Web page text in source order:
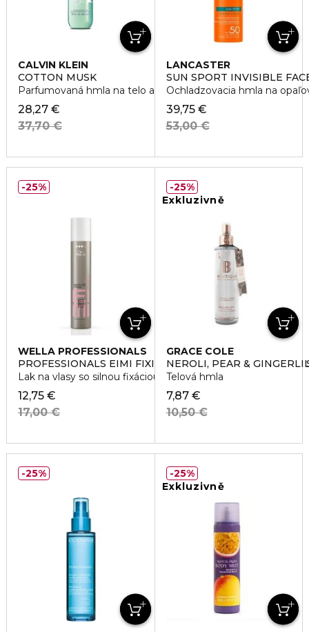
CALVIN KLEIN
COTTON MUSK
Parfumovaná hmla na telo a vlasy
28,27 €
37,70 €
LANCASTER
SUN SPORT INVISIBLE
Ochladzovacia hmla na
39,75 €
53,00 €
WELLA PROFESSIONALS
PROFESSIONALS EIMI FIXING HAIRSPRAYS MISTIFY ME
Lak na vlasy so silnou fixáciou
12,75 €
17,00 €
25%
Exkluzivně
GRACE COLE
NEROLI, PEAR &
Telová hmla
7,87 €
10,50 €
25%
25%
Exkluzivně
25%